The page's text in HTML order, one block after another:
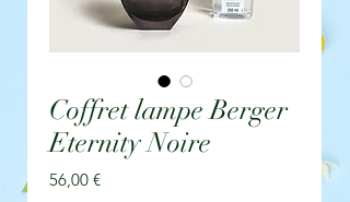
Coffret lampe Berger
Eternity Noire
56,00 €Prix